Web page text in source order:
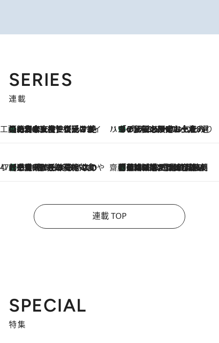
SERIES
連載
工藤まやのおもてなしハワイ
2026.8.6
【ハワイ土産】ローカルの絶大な支持で復活！ 絶品の幻クッキー《元ファンの日本人女性が受け継いだ名店》 ハワイ賢者 リサのお気に入りリスト2026.8.6
あの伝説の限定トートも！ リニューアルした「ディーン＆デルーカ ハワイ」で必須のお土産8選
47都道府県の手みやげ ひんやりスイーツで夏を満喫
2026.8.6
【三重県】この夏絶対食べたい 冷やしておいしいおやつ3選 お餅×アイスの新感覚スイーツ 齋藤 薫 美容脳ルネサンス
2026.8.6
「荷物が増えるほど旅ストレスは増す」美容ジャーナリストがたどり着いた最終結論。“化粧品を劇的に減らす”感動の凝縮美容とは
連載 TOP
SPECIAL
特集